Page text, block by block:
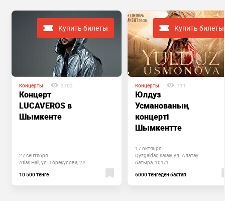
Купить билеты
Концерты 3702
Концерт
LUCAVEROS в
Шымкенте
27 сентября
Atlas Hall, ул. Торекулова, 2А
10 500 тенге
Купить билеты
Концерты 711
Юлдуз
Усманованың
концерті
Шымкентте
17 октября
Qyzgaldaq saraiy, ул. Алатау
батыра, 101/1
6000 теңгеден бастап